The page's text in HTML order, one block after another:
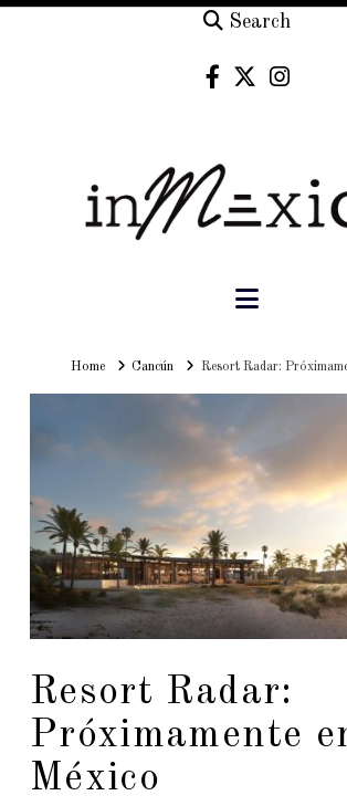
Search
HomeHomeCancún Resort Radar:
Resort Radar:
Próximamente
México